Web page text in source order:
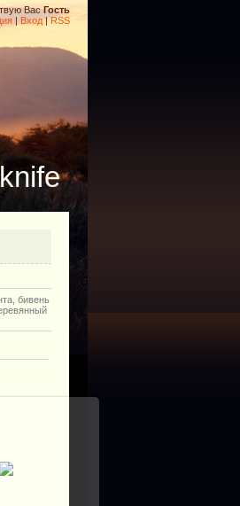
Вас Гость
| Вход|RSS
бивень
от С.Тихомирова,
129*27,5*4,5мм.